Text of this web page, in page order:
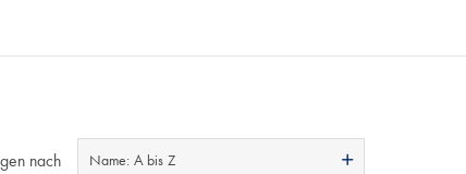
nach Name: A bis Z